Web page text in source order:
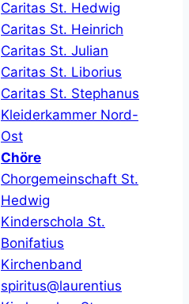
Caritas St. Hedwig
Caritas St. Heinrich
Caritas St. Julian
Caritas St. Liborius
Caritas St. Stephanus
Kleiderkammer Nord-
Ost
Chöre
Chorgemeinschaft St.
Hedwig
Kinderschola St.
Bonifatius
Kirchenband
spiritus@laurentius